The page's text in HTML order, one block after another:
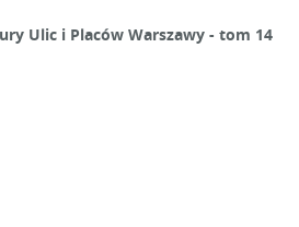
Ulic i Placów Warszawy - tom 14